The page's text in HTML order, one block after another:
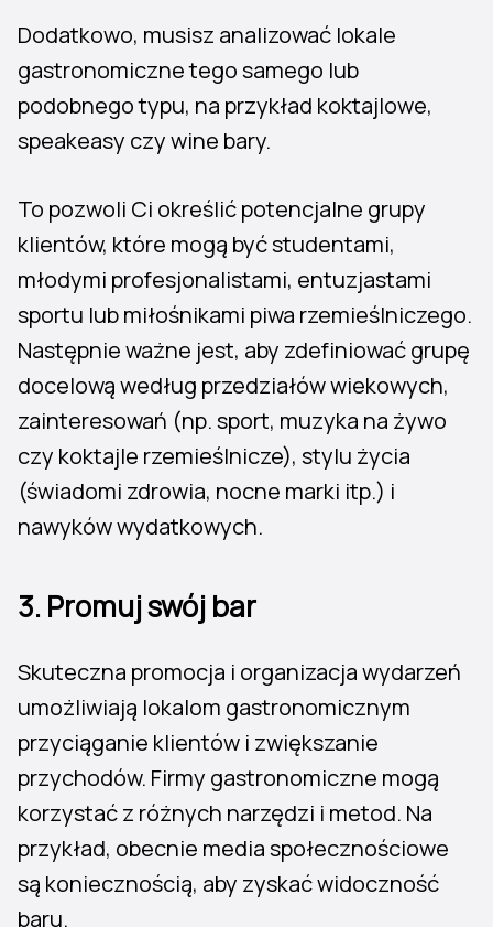
Dodatkowo, musisz analizować lokale
gastronomiczne tego samego lub
podobnego typu, na przykład koktajlowe,
speakeasy czy wine bary.
To pozwoli Ci określić potencjalne grupy
klientów, które mogą być studentami,
młodymi profesjonalistami, entuzjastami
sportu lub miłośnikami piwa rzemieślniczego.
Następnie ważne jest, aby zdefiniować grupę
docelową według przedziałów wiekowych,
zainteresowań (np. sport, muzyka na żywo
czy koktajle rzemieślnicze), stylu życia
(świadomi zdrowia, nocne marki itp.) i
nawyków wydatkowych.
3.Promuj swój bar
Skuteczna promocja i organizacja wydarzeń
umożliwiają lokalom gastronomicznym
przyciąganie klientów i zwiększanie
przychodów. Firmy gastronomiczne mogą
korzystać z różnych narzędzi i metod. Na
przykład, obecnie media społecznościowe
są koniecznością, aby zyskać widoczność
baru.